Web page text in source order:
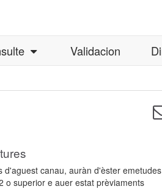
Validacion
d'aguest canau, auràn d'èster emetudes
o superior e auer estat prèviaments